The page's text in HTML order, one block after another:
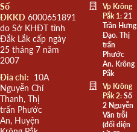
Số
ĐKKD 6000651891
do Sở KHĐT tỉnh
Đắk Lắk cấp ngày
25 tháng 7 năm
2007
Đia chỉ: 10A
Nguyễn Chí
Thanh, Thị
trấn Phước
An, Huyện
Vp Krông
Pắk 1:21
Trần Hưng
Đạo. Thị
trấn
Phước
An. Krông
Pắk
Vp Krông
Pắk 2:Số
2 Nguyễn
Văn trỗi
(đối diện